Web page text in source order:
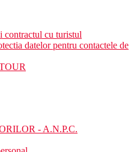
contractul cu turistul
datelor pentru contactele de
- A.N.P.C.